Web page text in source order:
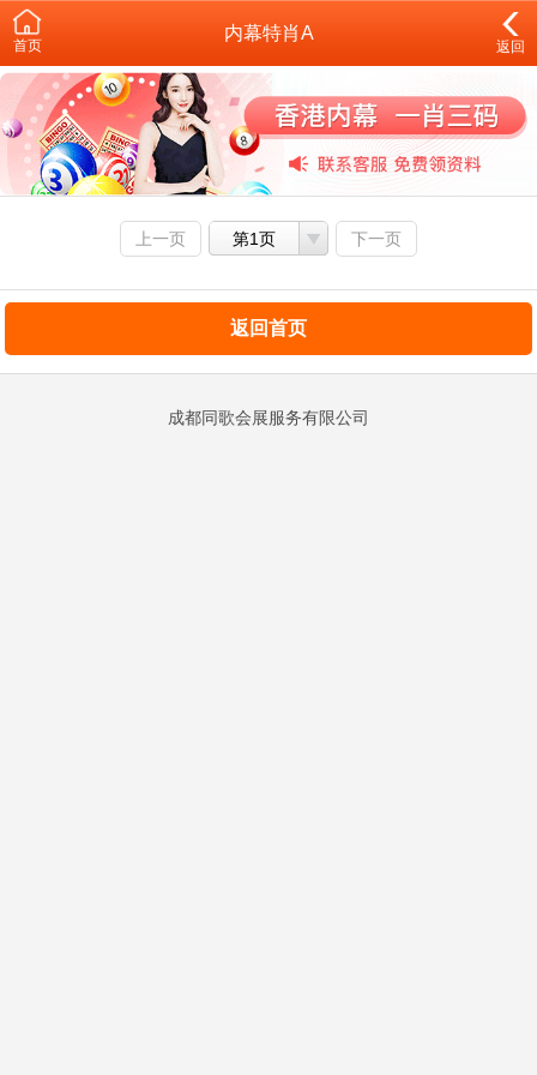
首页
内幕特肖A
返回
上一页 第1页 下一页
返回首页
成都同歌会展服务有限公司